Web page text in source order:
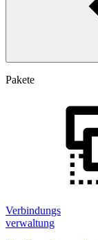
Pakete
Verbindungs
verwaltung